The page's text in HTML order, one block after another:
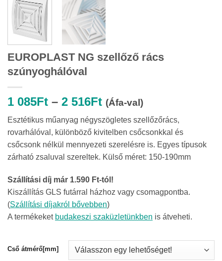
EUROPLAST NG szellőző rács
szúnyoghálóval
1 085Ft – 2 516FtÁrtartomány:
085Ft
-
2
516Ft
(Áfa-val)
Esztétikus műanyag négyszögletes szellőzőrács,
rovarhálóval, különböző kivitelben csőcsonkkal és
csőcsonk nélkül mennyezeti szerelésre is. Egyes típusok
zárható zsaluval szereltek. Külső méret: 150-190mm
Szállítási díj már 1.590 Ft-tól!
Kiszállítás GLS futárral házhoz vagy csomagpontba.
(Szállítási díjakról bővebben)
A termékeket budakeszi szaküzletünkben is átveheti.
Cső átmérő[mm]